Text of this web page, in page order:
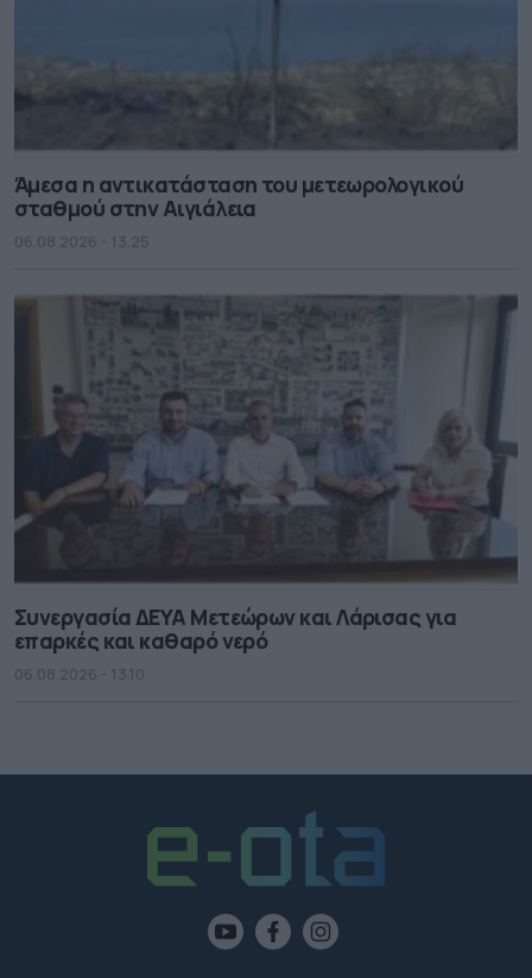
Άμεσα η αντικατάσταση του μετεωρολογικού
σταθμού στην Αιγιάλεια
06.08.2026 - 13.25
Συνεργασία ΔΕΥΑ Μετεώρων και Λάρισας για
επαρκές και καθαρό νερό
06.08.2026 - 13.10